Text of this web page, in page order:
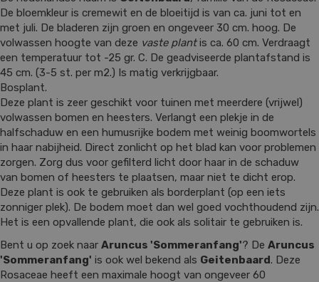
De bloemkleur is cremewit en de bloeitijd is van ca. juni tot en
met juli. De bladeren zijn groen en ongeveer 30 cm. hoog. De
volwassen hoogte van deze vaste plantis ca. 60 cm. Verdraagt
een temperatuur tot -25 gr. C. De geadviseerde plantafstand is
45 cm. (3-5 st. per m2.) Is matig verkrijgbaar.
Bosplant.
Deze plant is zeer geschikt voor tuinen met meerdere (vrijwel)
volwassen bomen en heesters. Verlangt een plekje in de
halfschaduw en een humusrijke bodem met weinig boomwortels
in haar nabijheid. Direct zonlicht op het blad kan voor problemen
zorgen. Zorg dus voor gefilterd licht door haar in de schaduw
van bomen of heesters te plaatsen, maar niet te dicht erop.
Deze plant is ook te gebruiken als borderplant (op een iets
zonniger plek). De bodem moet dan wel goed vochthoudend zijn.
Het is een opvallende plant, die ook als solitair te gebruiken is.
Bent u op zoek naar Aruncus 'Sommeranfang'? De Aruncus
'Sommeranfang' is ook wel bekend als Geitenbaard. Deze
Rosaceae heeft een maximale hoogt van ongeveer 60